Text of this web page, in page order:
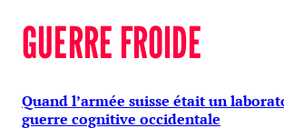
GUERRE FROIDE
Quand l’armée suisse était un
guerre cognitive occidentale